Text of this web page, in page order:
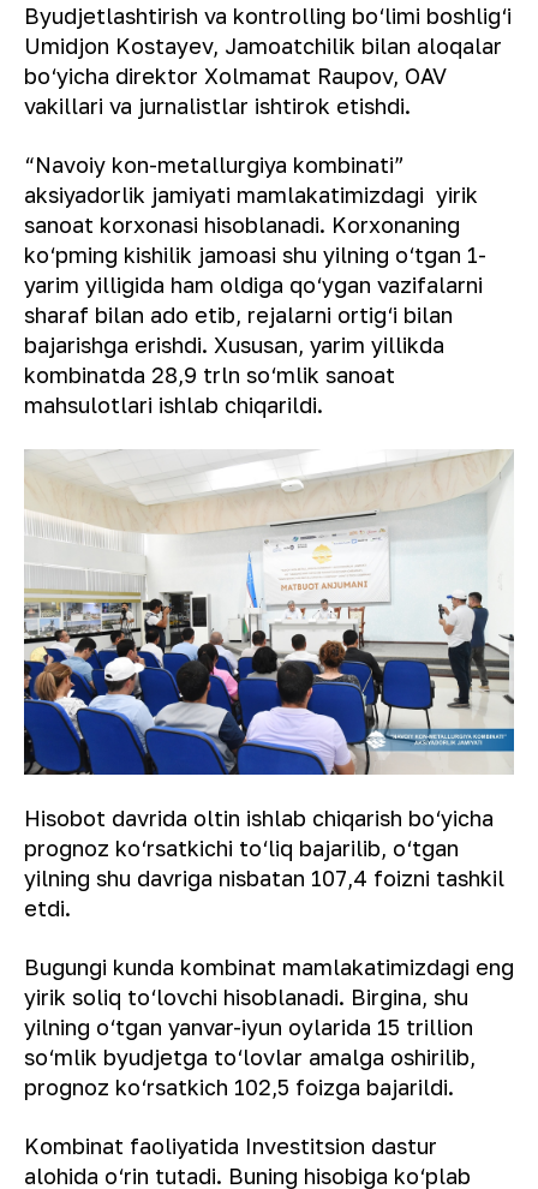
Byudjetlashtirish va kontrolling bo‘limi boshlig‘i
Umidjon Kostayev, Jamoatchilik bilan aloqalar
bo‘yicha direktor Xolmamat Raupov, OAV
vakillari va jurnalistlar ishtirok etishdi.
“Navoiy kon-metallurgiya kombinati”
aksiyadorlik jamiyati mamlakatimizdagi yirik
sanoat korxonasi hisoblanadi. Korxonaning
ko‘pming kishilik jamoasi shu yilning o‘tgan 1-
yarim yilligida ham oldiga qo‘ygan vazifalarni
sharaf bilan ado etib, rejalarni ortig‘i bilan
bajarishga erishdi. Xususan, yarim yillikda
kombinatda 28,9 trln so‘mlik sanoat
mahsulotlari ishlab chiqarildi.
Hisobot davrida oltin ishlab chiqarish bo‘yicha
prognoz ko‘rsatkichi to‘liq bajarilib, o‘tgan
yilning shu davriga nisbatan 107,4 foizni tashkil
etdi.
Bugungi kunda kombinat mamlakatimizdagi eng
yirik soliq to‘lovchi hisoblanadi. Birgina, shu
yilning o‘tgan yanvar-iyun oylarida 15 trillion
so‘mlik byudjetga to‘lovlar amalga oshirilib,
prognoz ko‘rsatkich 102,5 foizga bajarildi.
Kombinat faoliyatida Investitsion dastur
alohida o‘rin tutadi. Buning hisobiga ko‘plab